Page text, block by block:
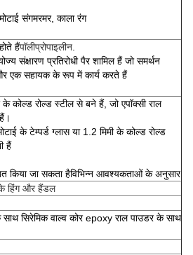
संगमरमर, काला रंग
हैंपॉलीप्रोपाइलीन
संक्षारण प्रतिरोधी पैर शामिल हैं जो समर्थन
एक सहायक के रूप में कार्य करते हैं
कोल्ड रोल्ड स्टील से बने हैं, जो एपॉक्सी राल
के टेम्पर्ड ग्लास या 1.2 मिमी के कोल्ड रोल्ड
हैं
किया जा सकता हैविभिन्न आवश्यकताओं के अनुसार
के हिंग और हैंडल
सिरेमिक वाल्व कोर epoxy राल पाउडर के साथ